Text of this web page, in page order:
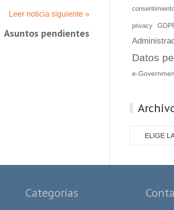
Leer noticia siguiente »
Asuntos pendientes
privacy
Datos
e-
ELIGE
Categorías